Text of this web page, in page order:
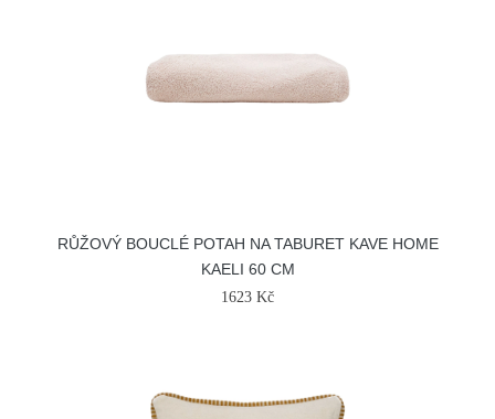
RŮŽOVÝ BOUCLÉ POTAH NA TABURET KAVE HOME
KAELI 60 CM
1623 Kč